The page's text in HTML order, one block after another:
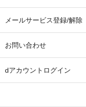
メールサービス登録/解除
お問い合わせ
dアカウントログイン